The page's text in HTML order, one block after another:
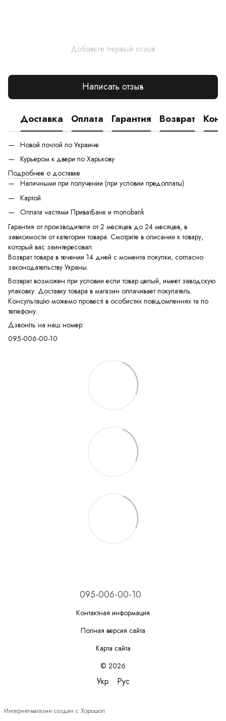
Добавьте первый отзыв
Написать отзыв
Доставка Оплата Гарантия Возврат
Новой почтой по Украине
Курьером к двери по Харькову
Подробнее о доставке
Наличными при получении (при условии предоплаты)
Картой
Оплата частями ПриватБанк и monobank
Гарантия от производителя от 2 месяцев до 24 месяцев, в
зависимости от категории товара. Смотрите в описании к товару,
который вас заинтересовал.
Возврат товара в течении 14 дней с момента покупки, согласно
законодательству Украны.
Возврат возможен при условии если товар целый, имеет заводскую
упаковку. Доставку товара в магазин оплачивает покупатель.
Консультацію можемо провесті в особистих повідомленнях та по
телефону.
Дзвоніть на наш номер:
095-006-00-10
095-006-00-10
Контактная информация
Полная версия сайта
Карта сайта
© 2026
Укр Рус
Интернет-магазин создан с Хорошоп